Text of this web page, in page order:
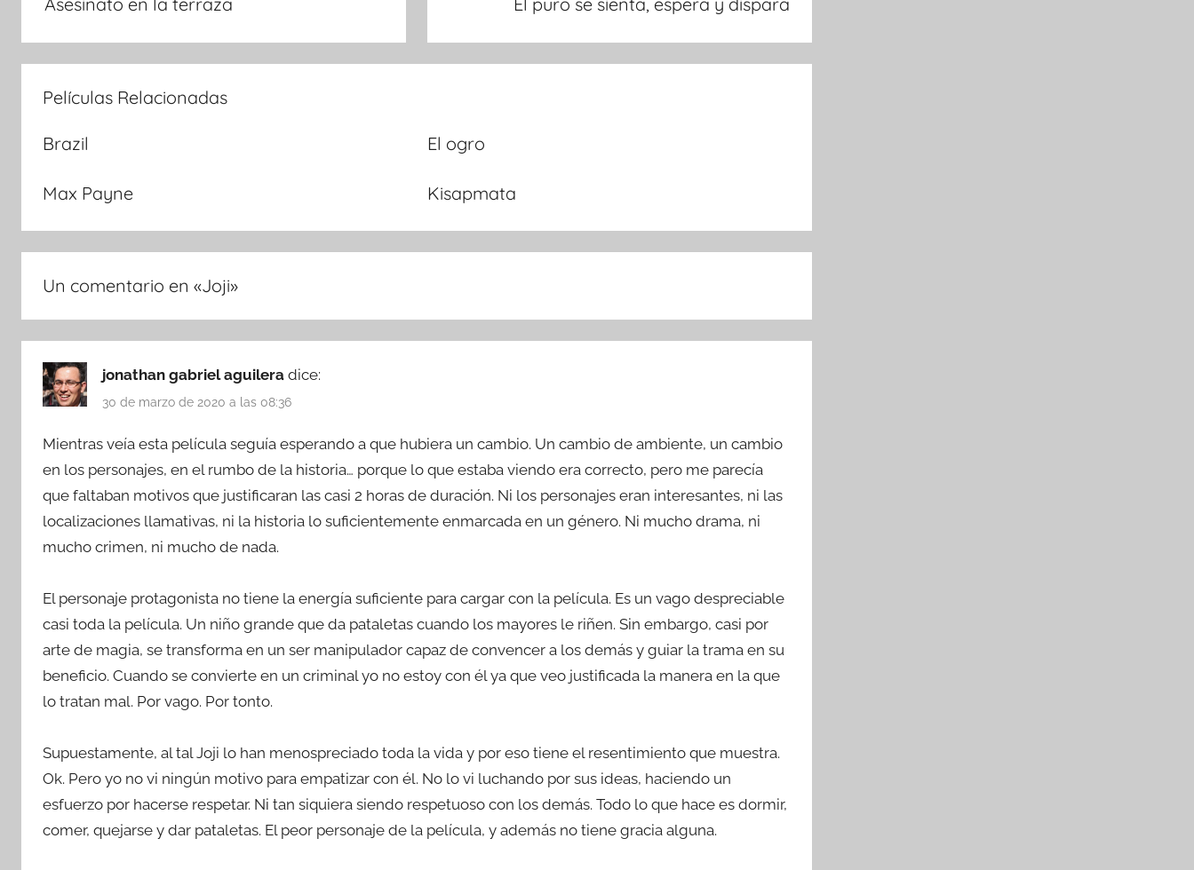
de
entradas
Películas Relacionadas
Brazil El ogro
Max Payne Kisapmata
Un comentario en «Joji»
jonathan gabriel aguilera dice:
30 de marzo de 2020 a las 08:36
Mientras veía esta película seguía esperando a que hubiera un cambio. Un cambio de ambiente, un cambio
en los personajes, en el rumbo de la historia… porque lo que estaba viendo era correcto, pero me parecía
que faltaban motivos que justificaran las casi 2 horas de duración. Ni los personajes eran interesantes, ni las
localizaciones llamativas, ni la historia lo suficientemente enmarcada en un género. Ni mucho drama, ni
mucho crimen, ni mucho de nada.
El personaje protagonista no tiene la energía suficiente para cargar con la película. Es un vago despreciable
casi toda la película. Un niño grande que da pataletas cuando los mayores le riñen. Sin embargo, casi por
arte de magia, se transforma en un ser manipulador capaz de convencer a los demás y guiar la trama en su
beneficio. Cuando se convierte en un criminal yo no estoy con él ya que veo justificada la manera en la que
lo tratan mal. Por vago. Por tonto.
Supuestamente, al tal Joji lo han menospreciado toda la vida y por eso tiene el resentimiento que muestra.
Ok. Pero yo no vi ningún motivo para empatizar con él. No lo vi luchando por sus ideas, haciendo un
esfuerzo por hacerse respetar. Ni tan siquiera siendo respetuoso con los demás. Todo lo que hace es dormir,
comer, quejarse y dar pataletas. El peor personaje de la película, y además no tiene gracia alguna.